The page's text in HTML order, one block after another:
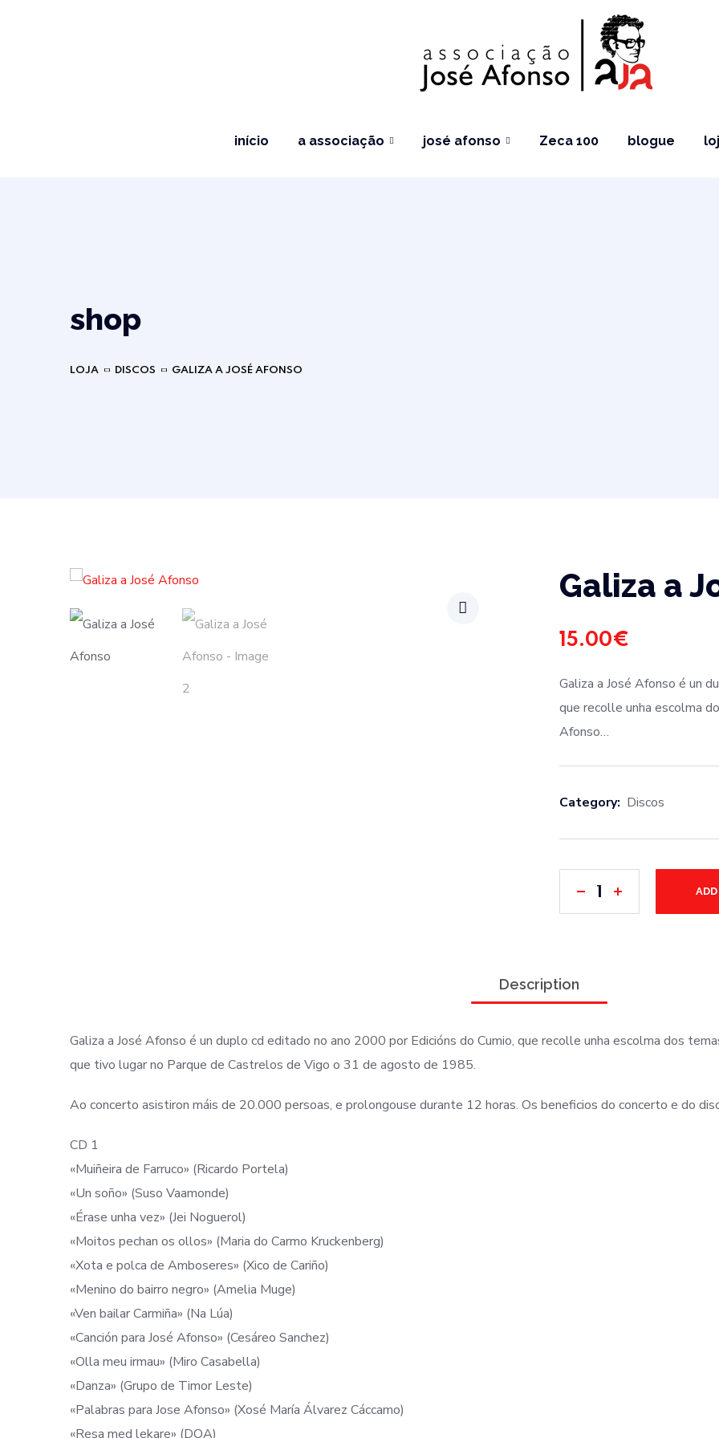
início a associação josé afonso Zeca 100 blogue
shop
LOJA DISCOS GALIZA A JOSÉ AFONSO
Galiza a
15.00€
Galiza a José Afonso é un
que recolle unha escolma
Afonso…
Category: Discos
Description
Galiza a José Afonso é un duplo cd editado no ano 2000 por Edicións do Cumio, que recolle unha escolma dos
que tivo lugar no Parque de Castrelos de Vigo o 31 de agosto de 1985.
Ao concerto asistiron máis de 20.000 persoas, e prolongouse durante 12 horas. Os beneficios do concerto e do
CD 1
«Muiñeira de Farruco» (Ricardo Portela)
«Un soño» (Suso Vaamonde)
«Érase unha vez» (Jei Noguerol)
«Moitos pechan os ollos» (Maria do Carmo Kruckenberg)
«Xota e polca de Amboseres» (Xico de Cariño)
«Menino do bairro negro» (Amelia Muge)
«Ven bailar Carmiña» (Na Lúa)
«Canción para José Afonso» (Cesáreo Sanchez)
«Olla meu irmau» (Miro Casabella)
«Danza» (Grupo de Timor Leste)
«Palabras para Jose Afonso» (Xosé María Álvarez Cáccamo)
«Resa med lekare» (DOA)